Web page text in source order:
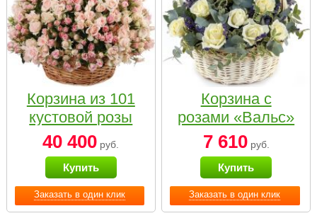
Заказать в один клик
Корзина из 101
кустовой розы
нежных тонов
40 400 руб.
Купить
Заказать в один клик
Корзина с
розами «Вальс»
7 610руб.
Купить